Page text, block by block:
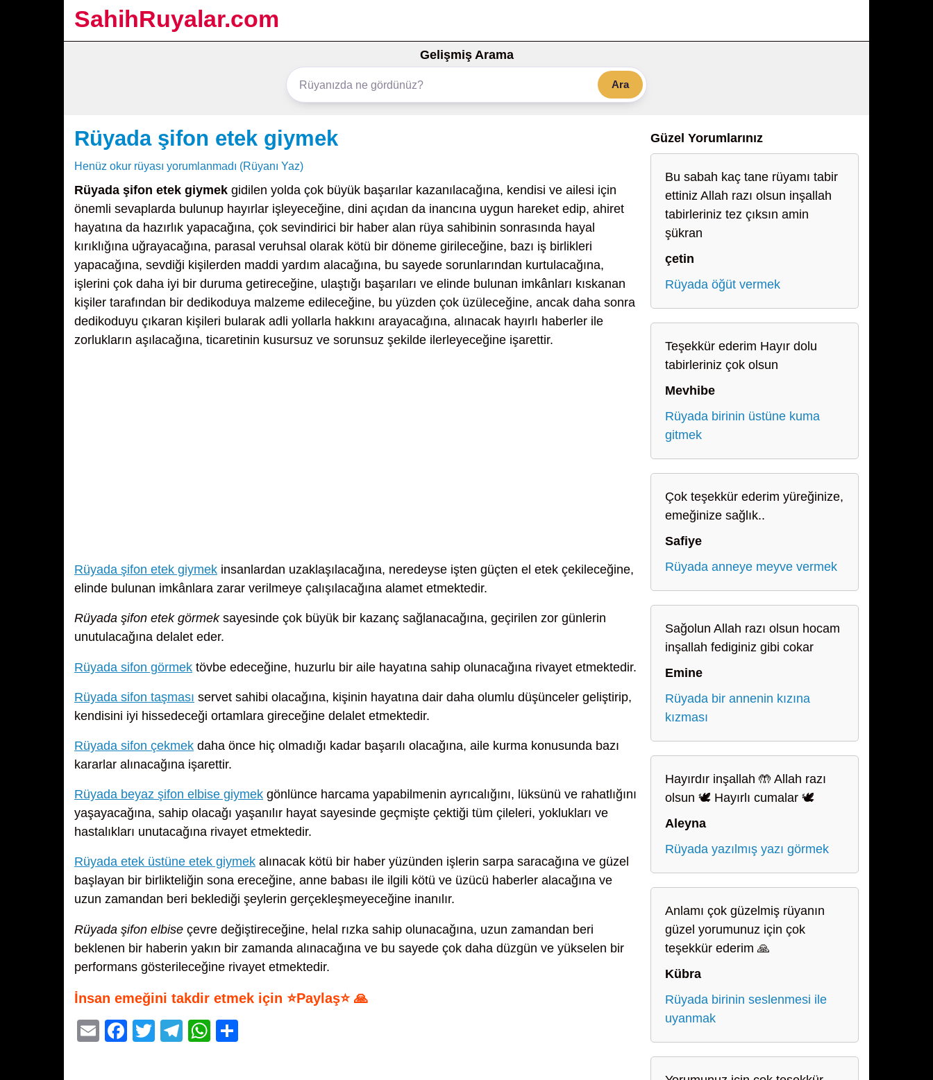
SahihRuyalar.com
Gelişmiş Arama
Ara
Rüyada şifon etek giymek
Henüz okur rüyası yorumlanmadı (Rüyanı Yaz)
Rüyada şifon etek giymek gidilen yolda çok büyük başarılar kazanılacağına, kendisi ve ailesi için
önemli sevaplarda bulunup hayırlar işleyeceğine, dini açıdan da inancına uygun hareket edip, ahiret
hayatına da hazırlık yapacağına, çok sevindirici bir haber alan rüya sahibinin sonrasında hayal
kırıklığına uğrayacağına, parasal veruhsal olarak kötü bir döneme girileceğine, bazı iş birlikleri
yapacağına, sevdiği kişilerden maddi yardım alacağına, bu sayede sorunlarından kurtulacağına,
işlerini çok daha iyi bir duruma getireceğine, ulaştığı başarıları ve elinde bulunan imkânları kıskanan
kişiler tarafından bir dedikoduya malzeme edileceğine, bu yüzden çok üzüleceğine, ancak daha sonra
dedikoduyu çıkaran kişileri bularak adli yollarla hakkını arayacağına, alınacak hayırlı haberler ile
zorlukların aşılacağına, ticaretinin kusursuz ve sorunsuz şekilde ilerleyeceğine işarettir.
Rüyada şifon etek giymek insanlardan uzaklaşılacağına, neredeyse işten güçten el etek çekileceğine,
elinde bulunan imkânlara zarar verilmeye çalışılacağına alamet etmektedir.
Rüyada şifon etek görmeksayesinde çok büyük bir kazanç sağlanacağına, geçirilen zor günlerin
unutulacağına delalet eder.
Rüyada sifon görmek tövbe edeceğine, huzurlu bir aile hayatına sahip olunacağına rivayet etmektedir.
Rüyada sifon taşması servet sahibi olacağına, kişinin hayatına dair daha olumlu düşünceler geliştirip,
kendisini iyi hissedeceği ortamlara gireceğine delalet etmektedir.
Rüyada sifon çekmek daha önce hiç olmadığı kadar başarılı olacağına, aile kurma konusunda bazı
kararlar alınacağına işarettir.
Rüyada beyaz şifon elbise giymek gönlünce harcama yapabilmenin ayrıcalığını, lüksünü ve rahatlığını
yaşayacağına, sahip olacağı yaşanılır hayat sayesinde geçmişte çektiği tüm çileleri, yoklukları ve
hastalıkları unutacağına rivayet etmektedir.
Rüyada etek üstüne etek giymek alınacak kötü bir haber yüzünden işlerin sarpa saracağına ve güzel
başlayan bir birlikteliğin sona ereceğine, anne babası ile ilgili kötü ve üzücü haberler alacağına ve
uzun zamandan beri beklediği şeylerin gerçekleşmeyeceğine inanılır.
Rüyada şifon elbise çevre değiştireceğine, helal rızka sahip olunacağına, uzun zamandan beri
beklenen bir haberin yakın bir zamanda alınacağına ve bu sayede çok daha düzgün ve yükselen bir
performans gösterileceğine rivayet etmektedir.
İnsan emeğini takdir etmek için ⭐Paylaş⭐ 🙏
E
F
T
T
W
Güzel Yorumlarınız
Bu sabah kaç tane rüyamı tabir
ettiniz Allah razı olsun inşallah
tabirleriniz tez çıksın amin
şükran
çetin
Rüyada öğüt vermek
Teşekkür ederim Hayır dolu
tabirleriniz çok olsun
Mevhibe
Rüyada birinin üstüne kuma
gitmek
Çok teşekkür ederim yüreğinize,
emeğinize sağlık..
Safiye
Rüyada anneye meyve vermek
Sağolun Allah razı olsun hocam
inşallah fediginiz gibi cokar
Emine
Rüyada bir annenin kızına
kızması
Hayırdır inşallah 🤲 Allah razı
olsun 🕊️ Hayırlı cumalar 🕊️
Aleyna
Rüyada yazılmış yazı görmek
Anlamı çok güzelmiş rüyanın
güzel yorumunuz için çok
teşekkür ederim 🙏
Kübra
Rüyada birinin seslenmesi ile
uyanmak